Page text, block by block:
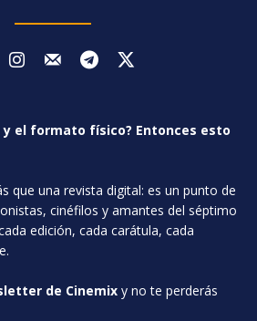
y el formato físico? Entonces esto
que una revista digital: es un punto de
cinéfilos y amantes del séptimo
edición, cada carátula, cada
de Cinemix y no te perderás